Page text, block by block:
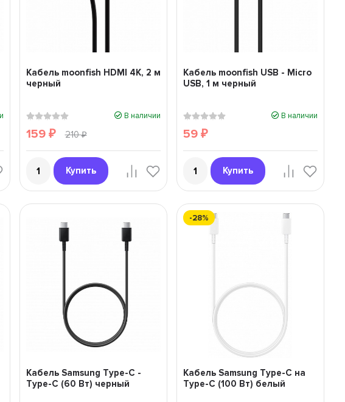
Кабель moonfish HDMI 4K, 2 м
черный
В наличии
159 ₽ 210₽
Купить
Кабель moonfish USB - Micro
USB, 1 м черный
В наличии
59 ₽
Купить
Кабель Samsung Type-C -
Type-C (60 Вт) черный
-28%
Кабель Samsung Type-C на
Type-C (100 Вт) белый